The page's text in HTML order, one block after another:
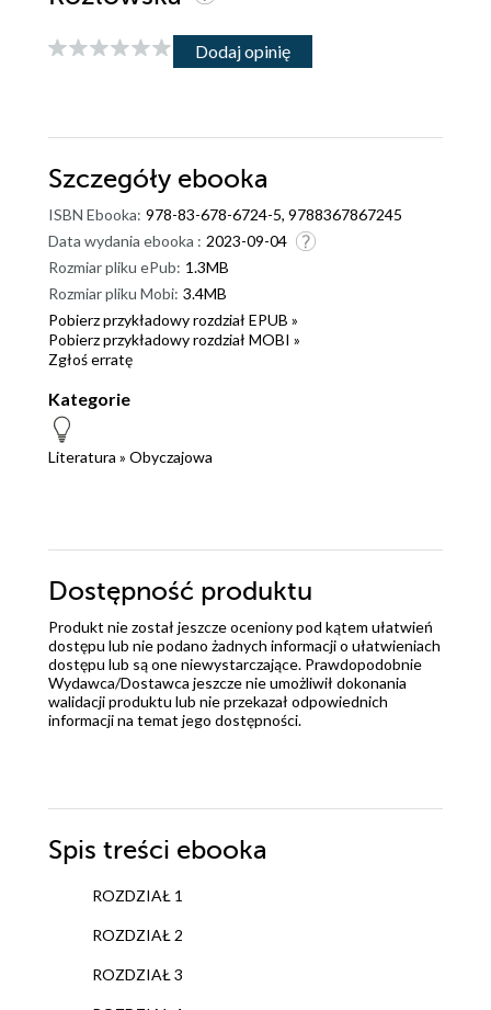
Dodaj opinię
Szczegóły ebooka
ISBN Ebooka: 978-83-678-6724-5, 9788367867245
Data wydania ebooka : 2023-09-04
Rozmiar pliku ePub: 1.3MB
Rozmiar pliku Mobi: 3.4MB
Pobierz przykładowy rozdział EPUB »
Pobierz przykładowy rozdział MOBI »
Zgłoś erratę
Kategorie
Literatura » Obyczajowa
Dostępność produktu
Produkt nie został jeszcze oceniony pod kątem ułatwień
dostępu lub nie podano żadnych informacji o ułatwieniach
dostępu lub są one niewystarczające. Prawdopodobnie
Wydawca/Dostawca jeszcze nie umożliwił dokonania
walidacji produktu lub nie przekazał odpowiednich
informacji na temat jego dostępności.
Spis treści ebooka
ROZDZIAŁ 1
ROZDZIAŁ 2
ROZDZIAŁ 3